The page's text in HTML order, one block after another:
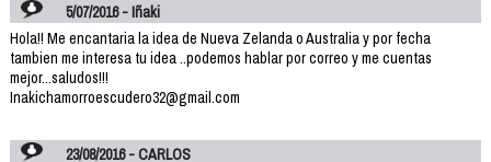
5/07/2016 - Iñaki
Hola!! Me encantaria la idea de Nueva Zelanda o Australia y por fecha
tambien me interesa tu idea ..podemos hablar por correo y me cuentas
mejor...saludos!!!
Inakichamorroescudero32@gmail.com
23/08/2016 - CARLOS